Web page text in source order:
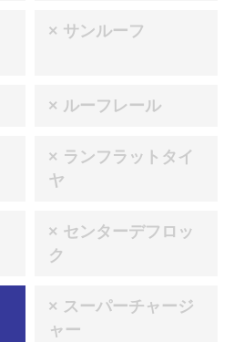
× サンルーフ
× ルーフレール
× ランフラットタイ
ヤ
× センターデフロッ
ク
× スーパーチャージ
ャー